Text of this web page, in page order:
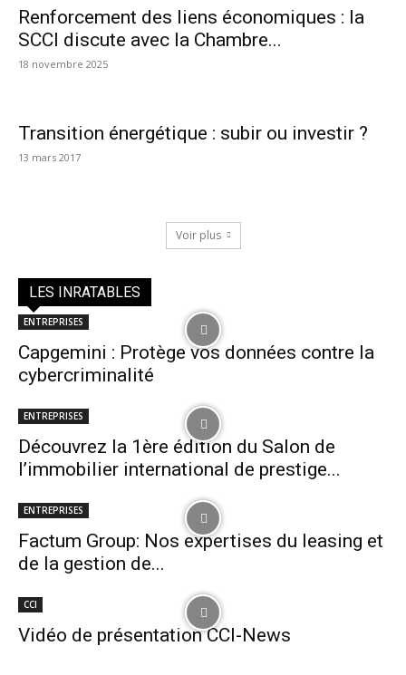
Renforcement des liens économiques : la
SCCI discute avec la Chambre...
18 novembre 2025
Transition énergétique : subir ou investir ?
13 mars 2017
Voir plus
LES INRATABLES
ENTREPRISES
Capgemini : Protège vos données contre la
cybercriminalité
ENTREPRISES
Découvrez la 1ère édition du Salon de
l’immobilier international de prestige...
ENTREPRISES
Factum Group: Nos expertises du leasing et
de la gestion de...
CCI
Vidéo de présentation CCI-News